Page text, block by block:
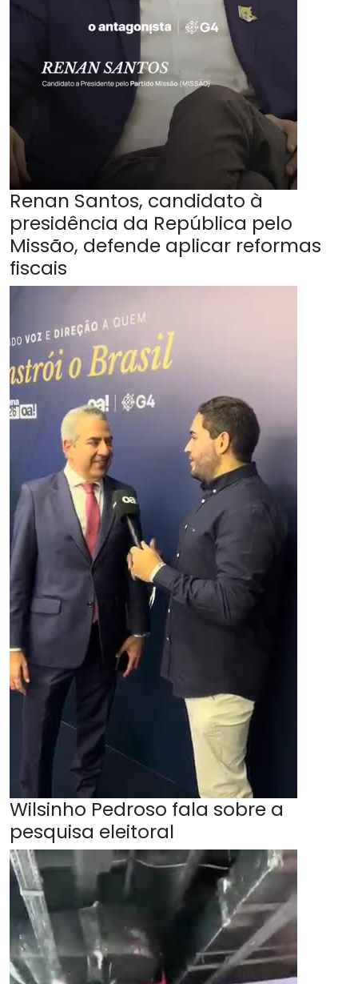
Renan Santos, candidato à
presidência da República pelo
Missão, defende aplicar reformas
fiscais
Wilsinho Pedroso fala sobre a
pesquisa eleitoral